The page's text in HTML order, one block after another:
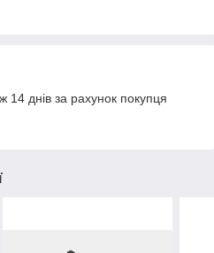
днів за рахунок покупця